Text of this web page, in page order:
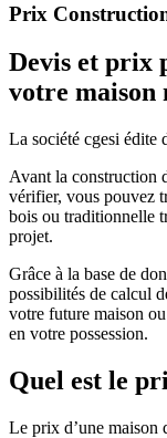
Prix
Devis et prix
votre maison
La société cgesi édite
Avant la construction
vérifier, vous pouvez
bois ou traditionnelle
projet.
Grâce à la base de
possibilités de calcul
votre future maison
en votre possession.
Quel est le
Le prix d’une maison